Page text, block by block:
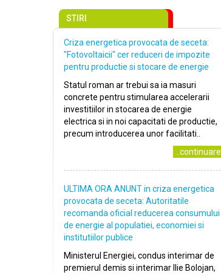
STIRI
Criza energetica provocata de seceta:
″Fotovoltaicii″ cer reduceri de impozite
pentru productie si stocare de energie
Statul roman ar trebui sa ia masuri
concrete pentru stimularea accelerarii
investitiilor in stocarea de energie
electrica si in noi capacitati de productie,
precum introducerea unor facilitati..
..continuare
ULTIMA ORA ANUNT in criza energetica
provocata de seceta: Autoritatile
recomanda oficial reducerea consumului
de energie al populatiei, economiei si
institutiilor publice
Ministerul Energiei, condus interimar de
premierul demis si interimar Ilie Bolojan,